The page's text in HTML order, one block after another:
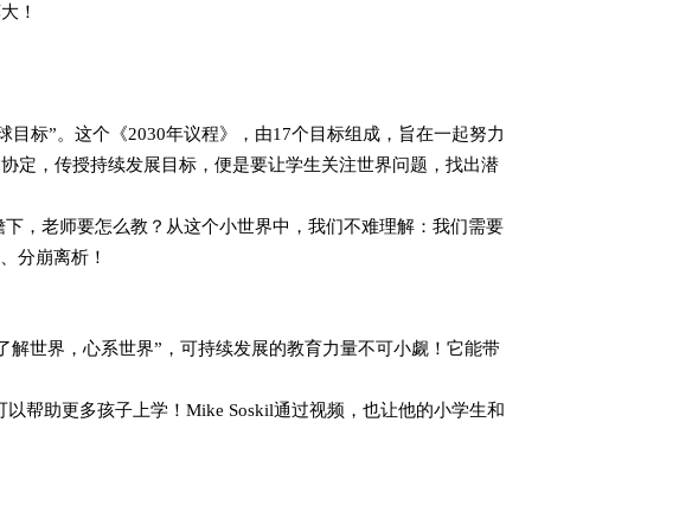
！
标”。这个《2030年议程》，由17个目标组成，旨在一起努力
定，传授持续发展目标，便是要让学生关注世界问题，找出潜
，老师要怎么教？从这个小世界中，我们不难理解：我们需要
分崩离析！
世界，心系世界”，可持续发展的教育力量不可小觑！它能带
帮助更多孩子上学！Mike Soskil通过视频，也让他的小学生和